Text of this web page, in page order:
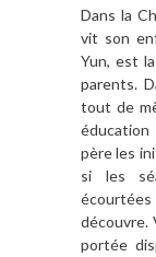
Dans la
vit son
Yun, est
parents.
tout de
père les
si les
découvre.
portée